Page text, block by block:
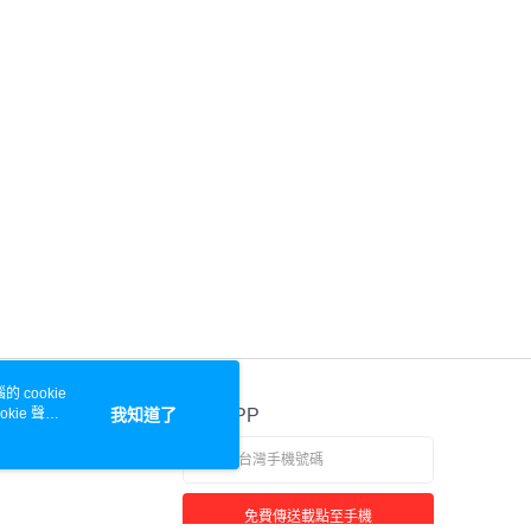
官方APP
免費傳送載點至手機
的 cookie
聲明
我知道了